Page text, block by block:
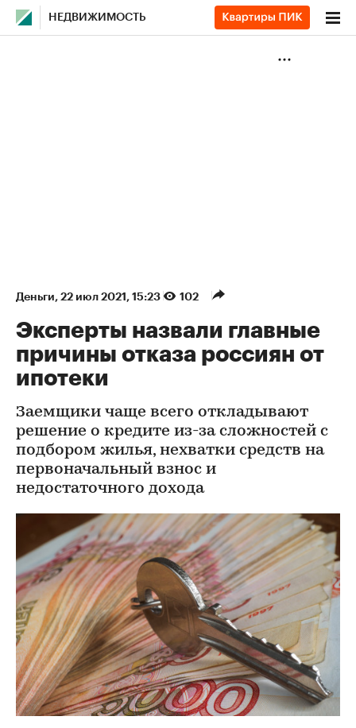
НЕДВИЖИМОСТЬ
Деньги⁠, 22 июл 2021, 15:23 102
Эксперты назвали главные
причины отказа россиян от
ипотеки
Заемщики чаще всего откладывают
решение о кредите из-за сложностей с
подбором жилья, нехватки средств на
первоначальный взнос и
недостаточного дохода